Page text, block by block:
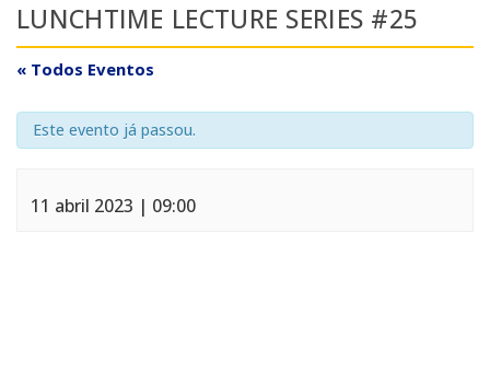
LUNCHTIME LECTURE SERIES #25
« Todos Eventos
Este evento já passou.
11 abril 2023 | 09:00